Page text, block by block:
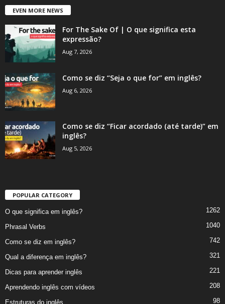
EVEN MORE NEWS
For The Sake Of | O que significa esta
expressão?
Aug 7, 2026
Como se diz “Seja o que for” em inglês?
Aug 6, 2026
Como se diz “Ficar acordado (até tarde)” em
inglês?
Aug 5, 2026
POPULAR CATEGORY
O que significa em inglês? 1262
Phrasal Verbs 1040
Como se diz em inglês? 742
Qual a diferença em inglês? 321
Dicas para aprender inglês 221
Aprendendo inglês com vídeos 208
Estruturas do inglês 98